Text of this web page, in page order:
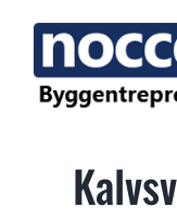
innehållet